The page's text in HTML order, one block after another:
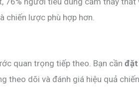
chiến lược phù hợp hơn.
quan trọng tiếp theo. Bạn cần đặt
theo dõi và đánh giá hiệu quả